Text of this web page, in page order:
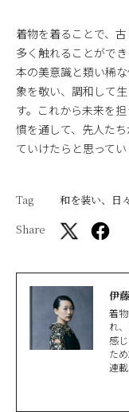
着物を着ることで、
多く触れることがで
本の美意識と類い稀
象を敬い、調和して
す。これから未来を
慣を通して、先人た
ていけたらと思ってい
Tag 和を装い、日
Share
伊
着
れ
感
た
連
会